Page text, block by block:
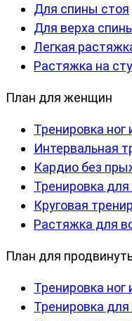
Для спины стоя
Для верха
Легкая
Растяжка на
План для женщин
Тренировка ног
Интервальная
Кардио без
Тренировка
Круговая
Растяжка для
План для
Тренировка ног
Тренировка